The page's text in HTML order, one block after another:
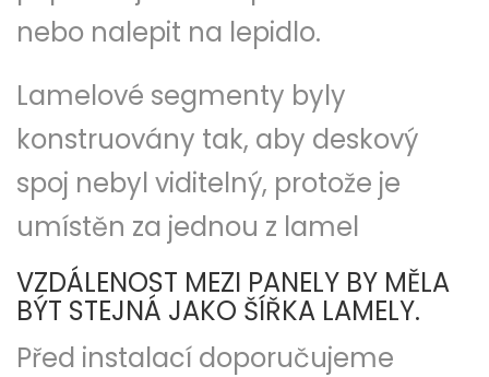
nebo nalepit na lepidlo.
Lamelové segmenty byly
konstruovány tak, aby deskový
spoj nebyl viditelný, protože je
umístěn za jednou z lamel
VZDÁLENOST MEZI PANELY BY MĚLA
BÝT STEJNÁ JAKO ŠÍŘKA LAMELY.
Před instalací doporučujeme